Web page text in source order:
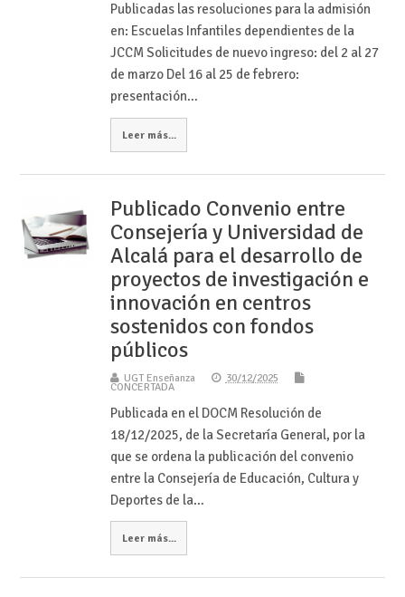
Publicadas las resoluciones para la admisión
en: Escuelas Infantiles dependientes de la
JCCM Solicitudes de nuevo ingreso: del 2 al 27
de marzo Del 16 al 25 de febrero:
presentación…
Leer más...
Publicado Convenio entre
Consejería y Universidad de
Alcalá para el desarrollo de
proyectos de investigación e
innovación en centros
sostenidos con fondos
públicos
UGT Enseñanza 30/12/2025
CONCERTADA
Publicada en el DOCM Resolución de
18/12/2025, de la Secretaría General, por la
que se ordena la publicación del convenio
entre la Consejería de Educación, Cultura y
Deportes de la…
Leer más...